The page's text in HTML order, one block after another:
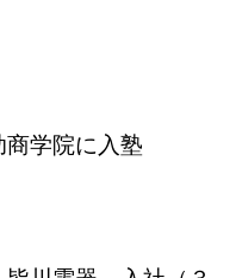
商学院に入塾